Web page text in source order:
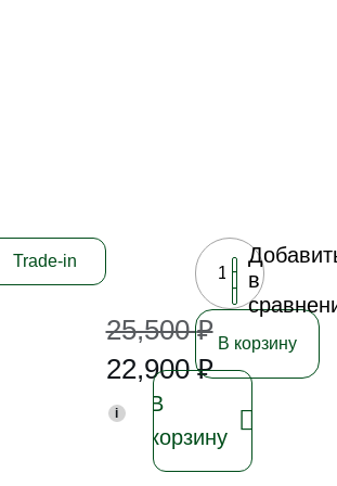
Trade-in
25,500₽
22,900₽
i
В
корзину
В корзину
в